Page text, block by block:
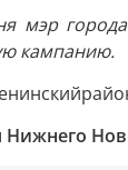
мэр
кампанию.